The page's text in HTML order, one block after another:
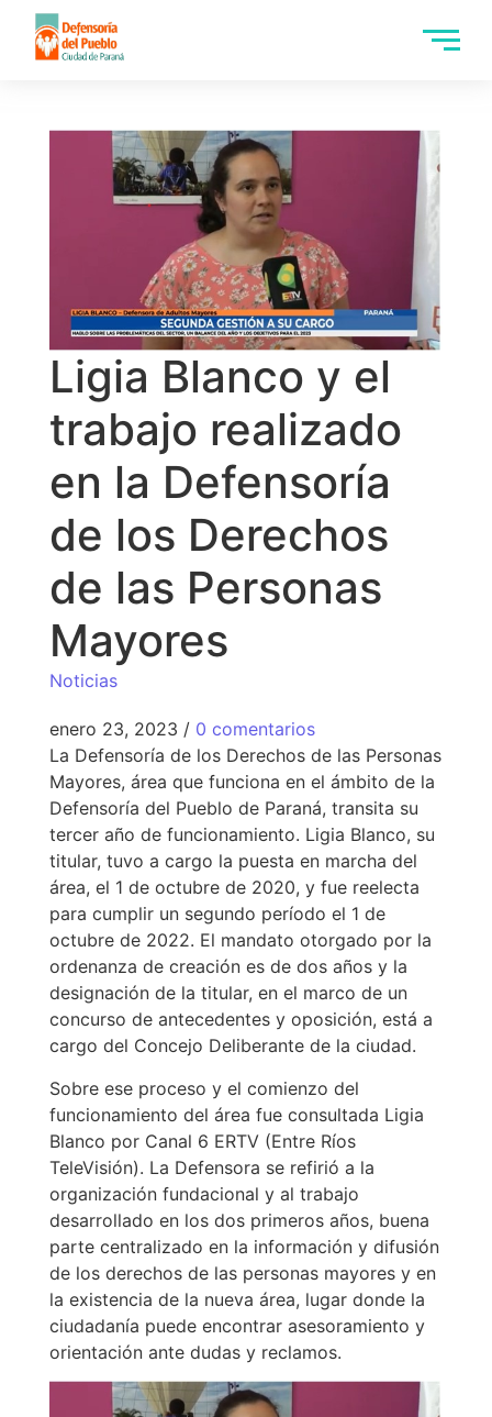
Ligia Blanco y el
trabajo realizado
en la Defensoría
de los Derechos
de las Personas
Mayores
Noticias
enero 23, 2023 / 0 comentarios
La Defensoría de los Derechos de las Personas
Mayores, área que funciona en el ámbito de la
Defensoría del Pueblo de Paraná, transita su
tercer año de funcionamiento. Ligia Blanco, su
titular, tuvo a cargo la puesta en marcha del
área, el 1 de octubre de 2020, y fue reelecta
para cumplir un segundo período el 1 de
octubre de 2022. El mandato otorgado por la
ordenanza de creación es de dos años y la
designación de la titular, en el marco de un
concurso de antecedentes y oposición, está a
cargo del Concejo Deliberante de la ciudad.
Sobre ese proceso y el comienzo del
funcionamiento del área fue consultada Ligia
Blanco por Canal 6 ERTV (Entre Ríos
TeleVisión). La Defensora se refirió a la
organización fundacional y al trabajo
desarrollado en los dos primeros años, buena
parte centralizado en la información y difusión
de los derechos de las personas mayores y en
la existencia de la nueva área, lugar donde la
ciudadanía puede encontrar asesoramiento y
orientación ante dudas y reclamos.